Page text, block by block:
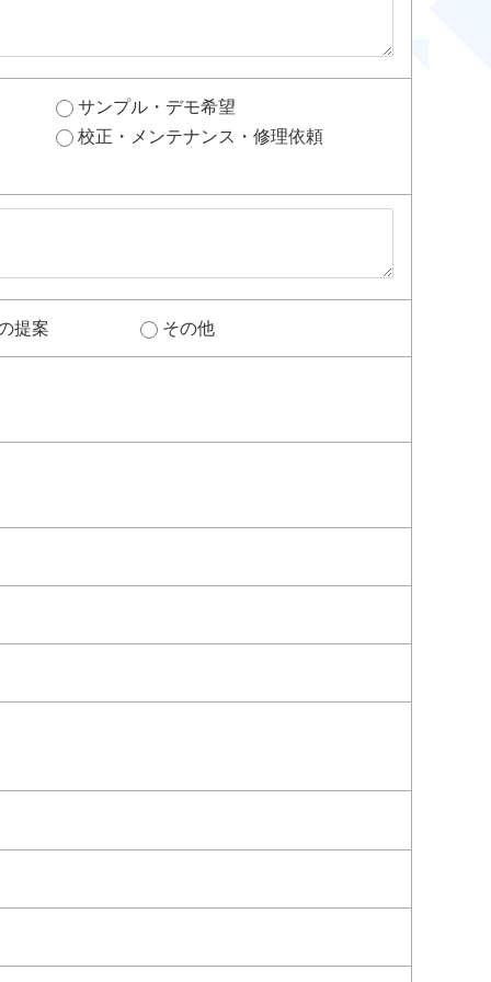
サンプル・デモ希望
校正・メンテナンス・修理依頼
提案 その他